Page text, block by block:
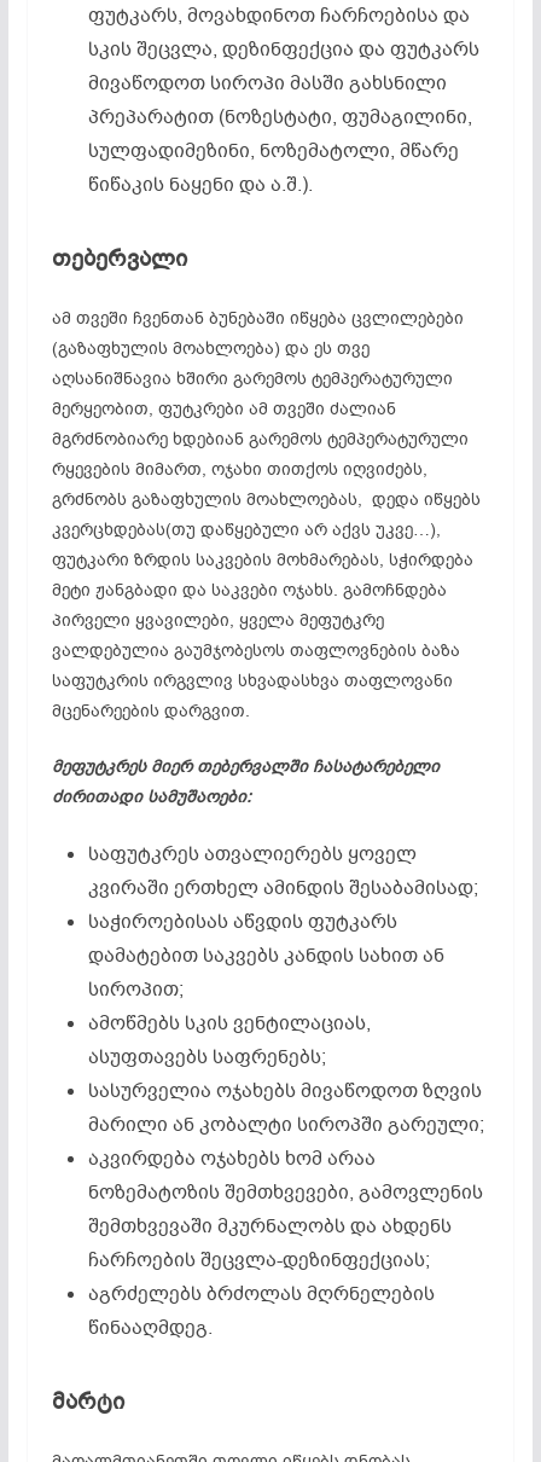
ფუტკარს, მოვახდინოთ ჩარჩოებისა და
სკის შეცვლა, დეზინფექცია და ფუტკარს
მივაწოდოთ სიროპი მასში გახსნილი
პრეპარატით (ნოზესტატი, ფუმაგილინი,
სულფადიმეზინი, ნოზემატოლი, მწარე
წიწაკის ნაყენი და ა.შ.).
თებერვალი
ამ თვეში ჩვენთან ბუნებაში იწყება ცვლილებები
(გაზაფხულის მოახლოება) და ეს თვე
აღსანიშნავია ხშირი გარემოს ტემპერატურული
მერყეობით, ფუტკრები ამ თვეში ძალიან
მგრძნობიარე ხდებიან გარემოს ტემპერატურული
რყევების მიმართ, ოჯახი თითქოს იღვიძებს,
გრძნობს გაზაფხულის მოახლოებას, დედა იწყებს
კვერცხდებას(თუ დაწყებული არ აქვს უკვე…),
ფუტკარი ზრდის საკვების მოხმარებას, სჭირდება
მეტი ჟანგბადი და საკვები ოჯახს. გამოჩნდება
პირველი ყვავილები, ყველა მეფუტკრე
ვალდებულია გაუმჯობესოს თაფლოვნების ბაზა
საფუტკრის ირგვლივ სხვადასხვა თაფლოვანი
მცენარეების დარგვით.
მეფუტკრეს მიერ თებერვალში ჩასატარებელი
ძირითადი სამუშაოები:
საფუტკრეს ათვალიერებს ყოველ
კვირაში ერთხელ ამინდის შესაბამისად;
საჭიროებისას აწვდის ფუტკარს
დამატებით საკვებს კანდის სახით ან
სიროპით;
ამოწმებს სკის ვენტილაციას,
ასუფთავებს საფრენებს;
სასურველია ოჯახებს მივაწოდოთ ზღვის
მარილი ან კობალტი სიროპში გარეული;
აკვირდება ოჯახებს ხომ არაა
ნოზემატოზის შემთხვევები, გამოვლენის
შემთხვევაში მკურნალობს და ახდენს
ჩარჩოების შეცვლა-დეზინფექციას;
აგრძელებს ბრძოლას მღრნელების
წინააღმდეგ.
მარტი